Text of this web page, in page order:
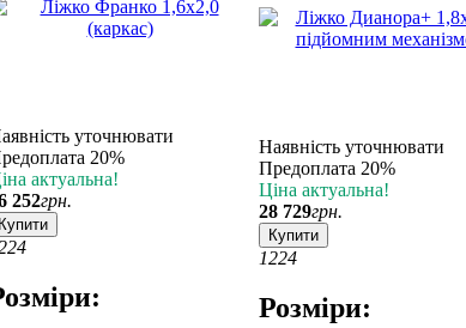
уточнювати
20%
актуальна!
252грн.
Купити
24
Наявність уточнювати
Предоплата 20%
Ціна актуальна!
28 729грн.
Купити
1224
Розміри: